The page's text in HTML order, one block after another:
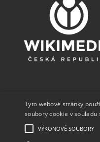
Tyto webové stránky
soubory cookie v
VÝKONOVÉ SOUBORY